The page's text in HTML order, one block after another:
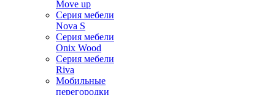
Move up
Серия мебели
Nova S
Серия мебели
Onix Wood
Серия мебели
Riva
Мобильные
перегородки